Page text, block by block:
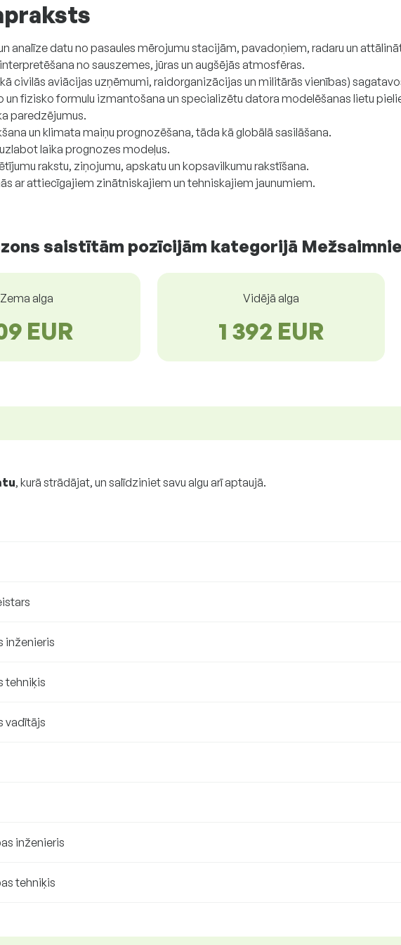
analīze datu no pasaules mērojumu stacijām, pavadoņiem, radaru un
no sauszemes, jūras un augšējās atmosfēras.
civilās aviācijas uzņēmumi, raidorganizācijas un militārās vienības)
fizisko formulu izmantošana un specializētu datora modelēšanas lietu
paredzējumus.
un klimata maiņu prognozēšana, tāda kā globālā sasilāšana.
laika prognozes modeļus.
rakstu, ziņojumu, apskatu un kopsavilkumu rakstīšana.
ar attiecīgajiem zinātniskajiem un tehniskajiem jaunumiem.
saistītām pozīcijām kategorijā
Zema alga
EUR
Vidējā alga
1 392 EUR
, kurā strādājat, un salīdziniet savu algu arī aptaujā.
inženieris
tehniķis
vadītājs
inženieris
tehniķis